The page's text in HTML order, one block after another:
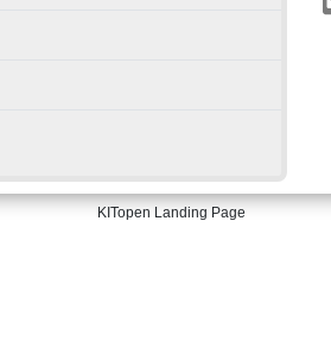
KITopen Landing Page